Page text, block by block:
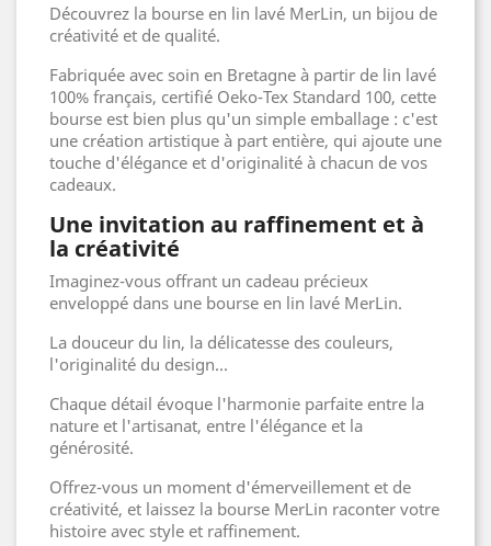
Découvrez la bourse en lin lavé MerLin, un bijou de
créativité et de qualité.
Fabriquée avec soin en Bretagne à partir de lin lavé
100% français, certifié Oeko-Tex Standard 100, cette
bourse est bien plus qu'un simple emballage : c'est
une création artistique à part entière, qui ajoute une
touche d'élégance et d'originalité à chacun de vos
cadeaux.
Une invitation au raffinement et à
la créativité
Imaginez-vous offrant un cadeau précieux
enveloppé dans une bourse en lin lavé MerLin.
La douceur du lin, la délicatesse des couleurs,
l'originalité du design...
Chaque détail évoque l'harmonie parfaite entre la
nature et l'artisanat, entre l'élégance et la
générosité.
Offrez-vous un moment d'émerveillement et de
créativité, et laissez la bourse MerLin raconter votre
histoire avec style et raffinement.